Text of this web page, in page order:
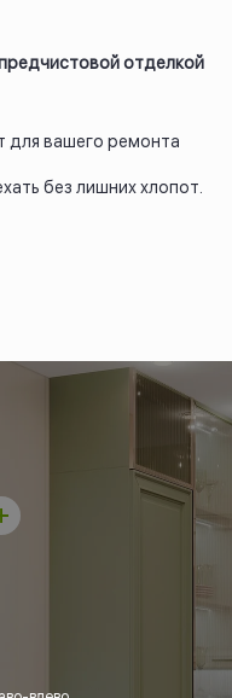
отделкой
для вашего ремонта
без лишних хлопот.